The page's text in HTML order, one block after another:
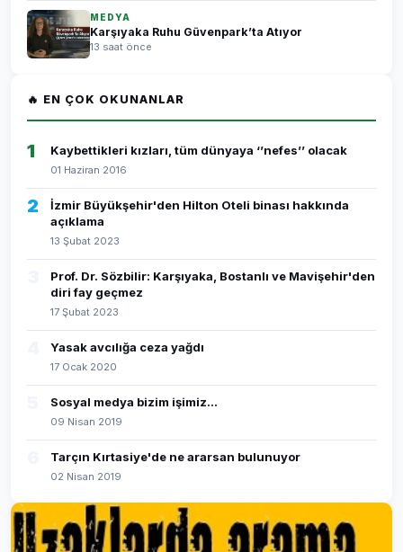
MEDYA
Karşıyaka Ruhu Güvenpark’ta Atıyor
13 saat önce
🔥 EN ÇOK OKUNANLAR
1 Kaybettikleri kızları, tüm dünyaya ‘’nefes’’ olacak
01 Haziran 2016
2
İzmir Büyükşehir'den Hilton Oteli binası hakkında
açıklama
13 Şubat 2023
Prof. Dr. Sözbilir: Karşıyaka, Bostanlı ve Mavişehir'den
diri fay geçmez
17 Şubat 2023
Yasak avcılığa ceza yağdı
17 Ocak 2020
Sosyal medya bizim işimiz...
09 Nisan 2019
Tarçın Kırtasiye'de ne ararsan bulunuyor
02 Nisan 2019